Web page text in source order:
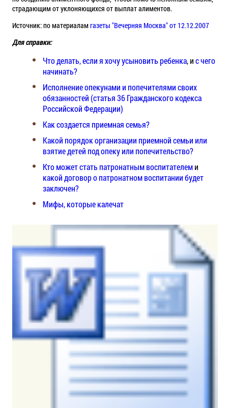
страдающим от уклоняющихся от выплат алиментов.
Источник: по материаламгазеты "Вечерняя Москва" от 12.12.2007
Для справки:
Что делать, если я хочу усыновить ребенка, ис чего
начинать?
Исполнение опекунами и попечителями своих
обязанностей (статья 36 Гражданского кодекса
Российской Федерации)
Как создается приемная семья?
Какой порядок организации приемной семьи или
взятие детей под опеку или попечительство?
Кто может стать патронатным воспитателеми
какой договор о патронатном воспитании будет
заключен?
Мифы, которые калечат